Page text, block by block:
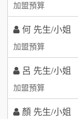
4 潮鍋癮
5 咖啡LOOK
6 鼎威維修
呷尚寶
何 先生/小姐
加盟預算
呂 先生/小姐
加盟預算
顏 先生/小姐
加盟預算
【曉妍美妝】誠
自助洗衣店誠